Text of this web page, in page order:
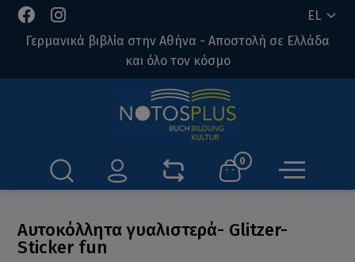
EL
Γερμανικά βιβλία στην Αθήνα - Αποστολή σε Ελλάδα
και όλο τον κόσμο
0
Αυτοκόλλητα γυαλιστερά- Glitzer-
Sticker fun